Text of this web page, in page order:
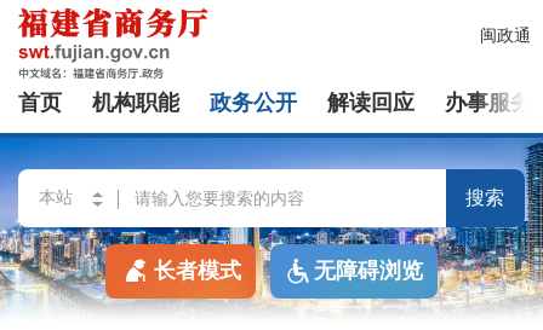
闽政通
首页 机构职能 政务公开 解读回应 办事服务
搜索
长者模式 无障碍浏览